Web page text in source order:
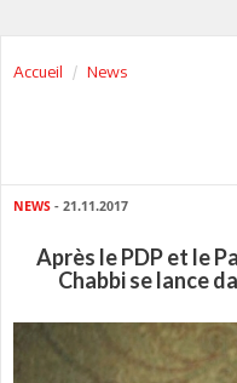
Accueil News
NEWS - 21.11.2017
Après le PDP et le
Chabbi se lance